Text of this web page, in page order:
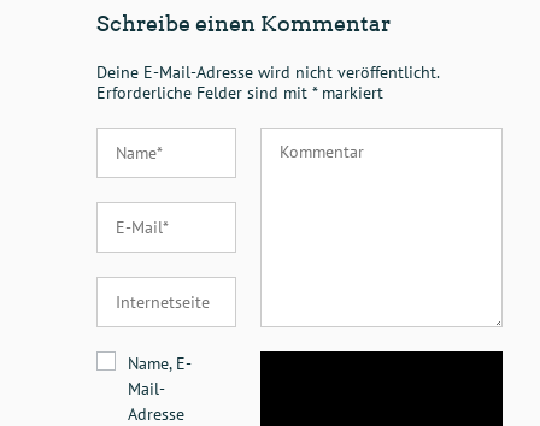
Schreibe einen Kommentar
Deine E-Mail-Adresse wird nicht veröffentlicht.
Erforderliche Felder sind mit *markiert
Name, E-
Mail-
Adresse